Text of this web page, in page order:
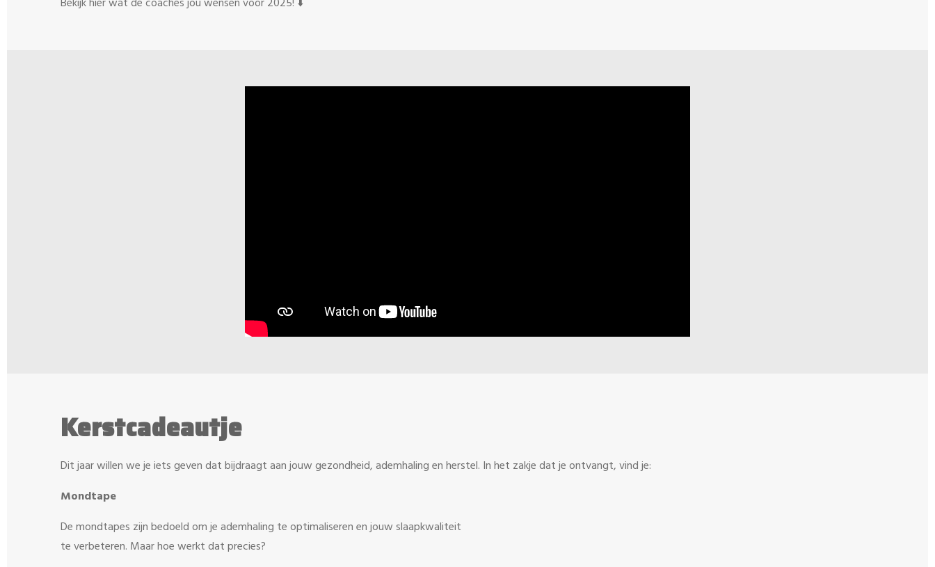
Kerstcadeautje
Dit jaar willen we je iets geven dat bijdraagt aan jouw gezondheid, ademhaling en herstel. In het zakje dat je ontvangt, vind je:
Mondtape
De mondtapes zijn bedoeld om je ademhaling te optimaliseren en jouw slaapkwaliteit
te verbeteren. Maar hoe werkt dat precies?